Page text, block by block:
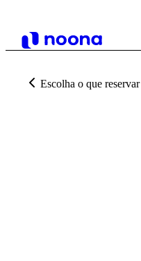
Escolha o que reservar